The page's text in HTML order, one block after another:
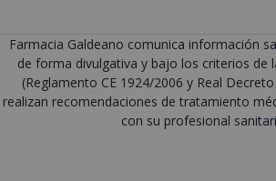
Farmacia Galdeano comunica información
de forma divulgativa y bajo los criterios de
(Reglamento CE 1924/2006 y Real
realizan recomendaciones de tratamiento
con su profesional